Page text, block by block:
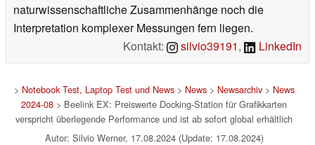
naturwissenschaftliche Zusammenhänge noch die
Interpretation komplexer Messungen fern liegen.
Kontakt:
silvio39191, LinkedIn
> Notebook Test, Laptop Test und News> News> Newsarchiv> News
2024-08 > Beelink EX: Preiswerte Docking-Station für Grafikkarten
verspricht überlegende Performance und ist ab sofort global erhältlich
Autor: Silvio Werner, 17.08.2024 (Update: 17.08.2024)